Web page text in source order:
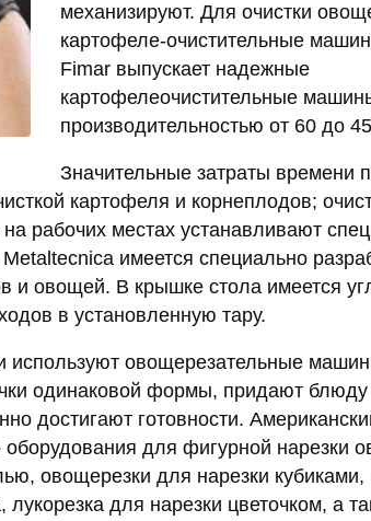
механизируют. Для очистки
картофеле-очистительные
Fimar выпускает надежные
картофелеочистительные
производительностью от 60 до
Значительные затраты времени
картофеля и корнеплодов;
рабочих местах устанавливают
имеется специально
и овощей. В крышке стола имеется
в установленную тару.
используют овощерезательные
одинаковой формы, придают блюду
достигают готовности.
оборудования для фигурной нарезки
овощерезки для нарезки кубиками,
для нарезки цветочком, а